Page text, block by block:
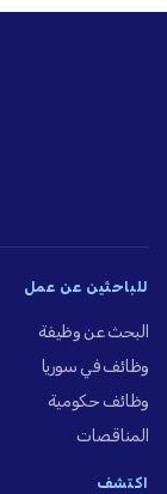
للباحثين عن عمل
البحث عن وظيفة
وظائف في سوريا
وظائف حكومية
المناقصات
اكتشف